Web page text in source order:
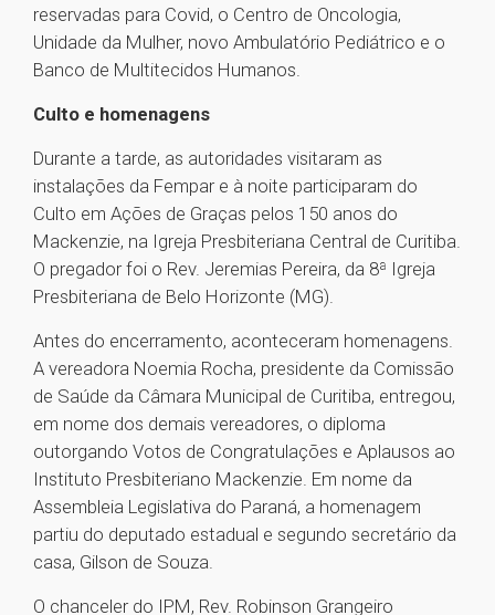
reservadas para Covid, o Centro de Oncologia,
Unidade da Mulher, novo Ambulatório Pediátrico e o
Banco de Multitecidos Humanos.
Culto e homenagens
Durante a tarde, as autoridades visitaram as
instalações da Fempar e à noite participaram do
Culto em Ações de Graças pelos 150 anos do
Mackenzie, na Igreja Presbiteriana Central de Curitiba.
O pregador foi o Rev. Jeremias Pereira, da 8ª Igreja
Presbiteriana de Belo Horizonte (MG).
Antes do encerramento, aconteceram homenagens.
A vereadora Noemia Rocha, presidente da Comissão
de Saúde da Câmara Municipal de Curitiba, entregou,
em nome dos demais vereadores, o diploma
outorgando Votos de Congratulações e Aplausos ao
Instituto Presbiteriano Mackenzie. Em nome da
Assembleia Legislativa do Paraná, a homenagem
partiu do deputado estadual e segundo secretário da
casa, Gilson de Souza.
O chanceler do IPM, Rev. Robinson Grangeiro